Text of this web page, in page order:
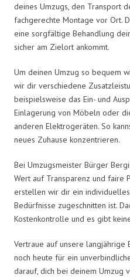
deines Umzugs, den Transport
fachgerechte Montage vor Ort.
eine sorgfältige Behandlung
sicher am Zielort ankommt.
Um deinen Umzug so bequem
wir dir verschiedene
beispielsweise das Ein- und
Einlagerung von Möbeln oder
anderen Elektrogeräten. So
neues Zuhause konzentrieren.
Bei Umzugsmeister Bürger
Wert auf Transparenz und faire
erstellen wir dir ein
Bedürfnisse zugeschnitten ist.
Kostenkontrolle und es gibt
Vertraue auf unsere langjährige
noch heute für ein
darauf, dich bei deinem Umzug